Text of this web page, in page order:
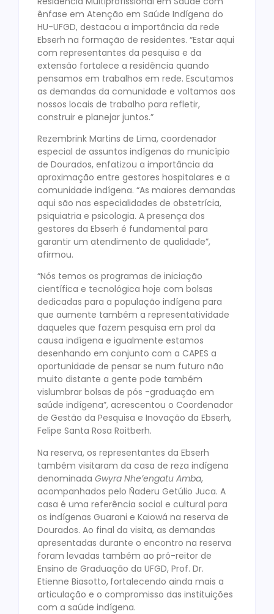
ênfase em Atenção em Saúde Indígena do
HU-UFGD, destacou a importância da rede
Ebserh na formação de residentes. “Estar aqui
com representantes da pesquisa e da
extensão fortalece a residência quando
pensamos em trabalhos em rede. Escutamos
as demandas da comunidade e voltamos aos
nossos locais de trabalho para refletir,
construir e planejar juntos.”
Rezembrink Martins de Lima, coordenador
especial de assuntos indígenas do município
de Dourados, enfatizou a importância da
aproximação entre gestores hospitalares e a
comunidade indígena. “As maiores demandas
aqui são nas especialidades de obstetrícia,
psiquiatria e psicologia. A presença dos
gestores da Ebserh é fundamental para
garantir um atendimento de qualidade”,
afirmou.
“Nós temos os programas de iniciação
científica e tecnológica hoje com bolsas
dedicadas para a população indígena para
que aumente também a representatividade
daqueles que fazem pesquisa em prol da
causa indígena e igualmente estamos
desenhando em conjunto com a CAPES a
oportunidade de pensar se num futuro não
muito distante a gente pode também
vislumbrar bolsas de pós -graduação em
saúde indígena”, acrescentou o Coordenador
de Gestão da Pesquisa e Inovação da Ebserh,
Felipe Santa Rosa Roitberh.
Na reserva, os representantes da Ebserh
também visitaram da casa de reza indígena
denominada Gwyra Nhe’engatu Amba,
acompanhados pelo Ñaderu Getúlio Juca. A
casa é uma referência social e cultural para
os indígenas Guarani e Kaiowá na reserva de
Dourados. Ao final da visita, as demandas
apresentadas durante o encontro na reserva
foram levadas também ao pró-reitor de
Ensino de Graduação da UFGD, Prof. Dr.
Etienne Biasotto, fortalecendo ainda mais a
articulação e o compromisso das instituições
com a saúde indígena.